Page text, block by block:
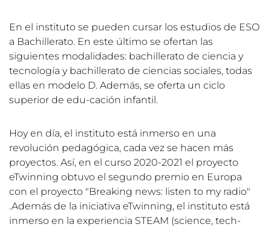
En el instituto se pueden cursar los estudios de ESO
a Bachillerato. En este último se ofertan las
siguientes modalidades: bachillerato de ciencia y
tecnología y bachillerato de ciencias sociales, todas
ellas en modelo D. Además, se oferta un ciclo
superior de edu-cación infantil.
Hoy en día, el instituto está inmerso en una
revolución pedagógica, cada vez se hacen más
proyectos. Así, en el curso 2020-2021 el proyecto
eTwinning obtuvo el segundo premio en Europa
con el proyecto "Breaking news: listen to my radio"
.Además de la iniciativa eTwinning, el instituto está
inmerso en la experiencia STEAM (science, tech-